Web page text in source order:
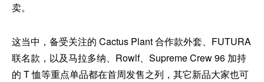
卖。
这当中，备受关注的 Cactus Plant 合作款外套、FUTURA
联名款，以及马拉多纳、Rowlf、Supreme Crew 96 加持
的 T 恤等重点单品都在首周发售之列，其它新品大家也可